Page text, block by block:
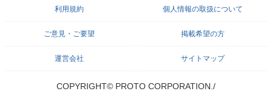
利用規約 個人情報の取扱について
ご意見・ご要望 掲載希望の方
運営会社 サイトマップ
COPYRIGHT© PROTO CORPORATION./